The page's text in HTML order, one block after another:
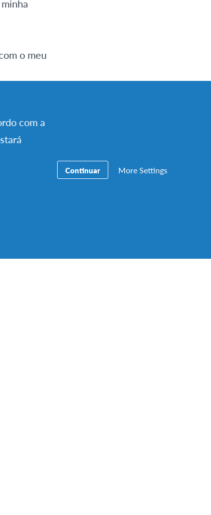
o meu
que eu
de
ainda com
é verdade.
com a
Continuar More Settings